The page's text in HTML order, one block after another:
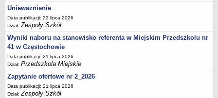
Unieważnienie
Data publikacji: 22 lipca 2026
Dział:Zespoły Szkół
Wyniki naboru na stanowisko referenta w Miejskim Przedszkolu nr
41 w Częstochowie
Data publikacji: 21 lipca 2026
Dział:Przedszkola Miejskie
Zapytanie ofertowe nr 2_2026
Data publikacji: 21 lipca 2026
Dział:Zespoły Szkół